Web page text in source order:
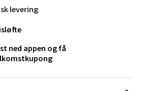
levering
ned appen og få
Senter
vei 52, 5147 Fyllingsdalen